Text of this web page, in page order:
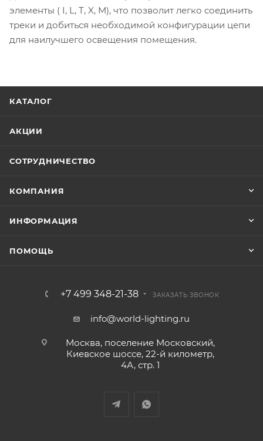
элементы ( I, L, T, X, M), что позволит легко соединить
треки и добиться необходимой конфигурации цепи
для наилучшего освещения помещения.
КАТАЛОГ
АКЦИИ
СОТРУДНИЧЕСТВО
КОМПАНИЯ
ИНФОРМАЦИЯ
ПОМОЩЬ
+7 499 348-21-38 ЗАКАЗАТЬ ЗВОНОК
info@world-lighting.ru
Москва, поселение Московский,
Киевское шоссе, 22-й километр,
4А, стр. 1